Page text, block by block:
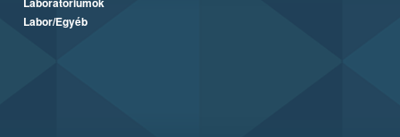
Labor/Egyéb